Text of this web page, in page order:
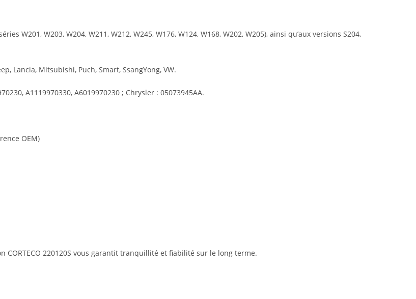
W201, W203, W204, W211, W212, W245, W176, W124, W168, W202, W205), ainsi qu’aux versions S204,
Lancia, Mitsubishi, Puch, Smart, SsangYong, VW.
A1119970330, A6019970230 ; Chrysler : 05073945AA.
OEM)
220120S vous garantit tranquillité et fiabilité sur le long terme.